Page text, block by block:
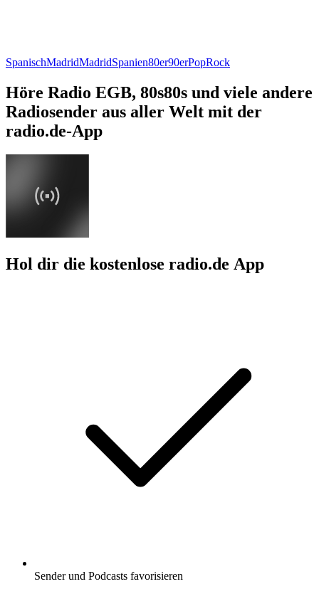
SpanischMadridMadridSpanien80er90erPopRock
Höre Radio EGB, 80s80s und viele andere
Radiosender aus aller Welt mit der
radio.de-App
Hol dir die kostenlose radio.de App
Sender und Podcasts favorisieren